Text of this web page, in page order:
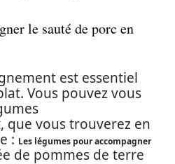
le sauté de porc en
est essentiel
Vous pouvez vous
que vous trouverez en
: Les légumes pour accompagner
de pommes de terre